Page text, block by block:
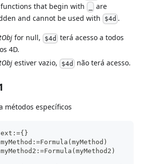
functions that begin with
are
and cannot be used with $4d .
for null, $4d terá acesso a todos
4D.
estiver vazio, $4d não terá acesso.
métodos específicos